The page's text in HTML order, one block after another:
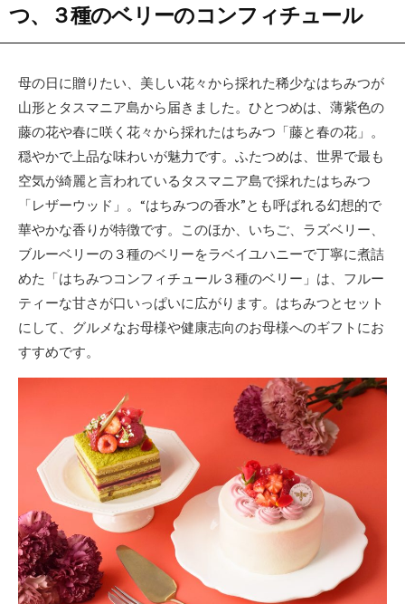
つ、３種のベリーのコンフィチュール
母の日に贈りたい、美しい花々から採れた稀少なはちみつが
山形とタスマニア島から届きました。ひとつめは、薄紫色の
藤の花や春に咲く花々から採れたはちみつ「藤と春の花」。
穏やかで上品な味わいが魅力です。ふたつめは、世界で最も
空気が綺麗と言われているタスマニア島で採れたはちみつ
「レザーウッド」。“はちみつの香水”とも呼ばれる幻想的で
華やかな香りが特徴です。このほか、いちご、ラズベリー、
ブルーベリーの３種のベリーをラベイユハニーで丁寧に煮詰
めた「はちみつコンフィチュール３種のベリー」は、フルー
ティーな甘さが口いっぱいに広がります。はちみつとセット
にして、グルメなお母様や健康志向のお母様へのギフトにお
すすめです。